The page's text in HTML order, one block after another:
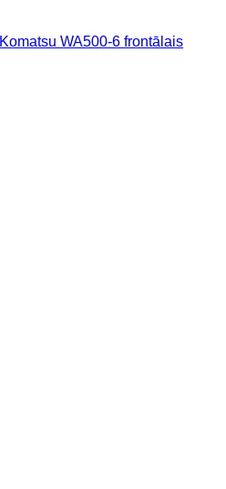
Komatsu WA500-6 frontālais